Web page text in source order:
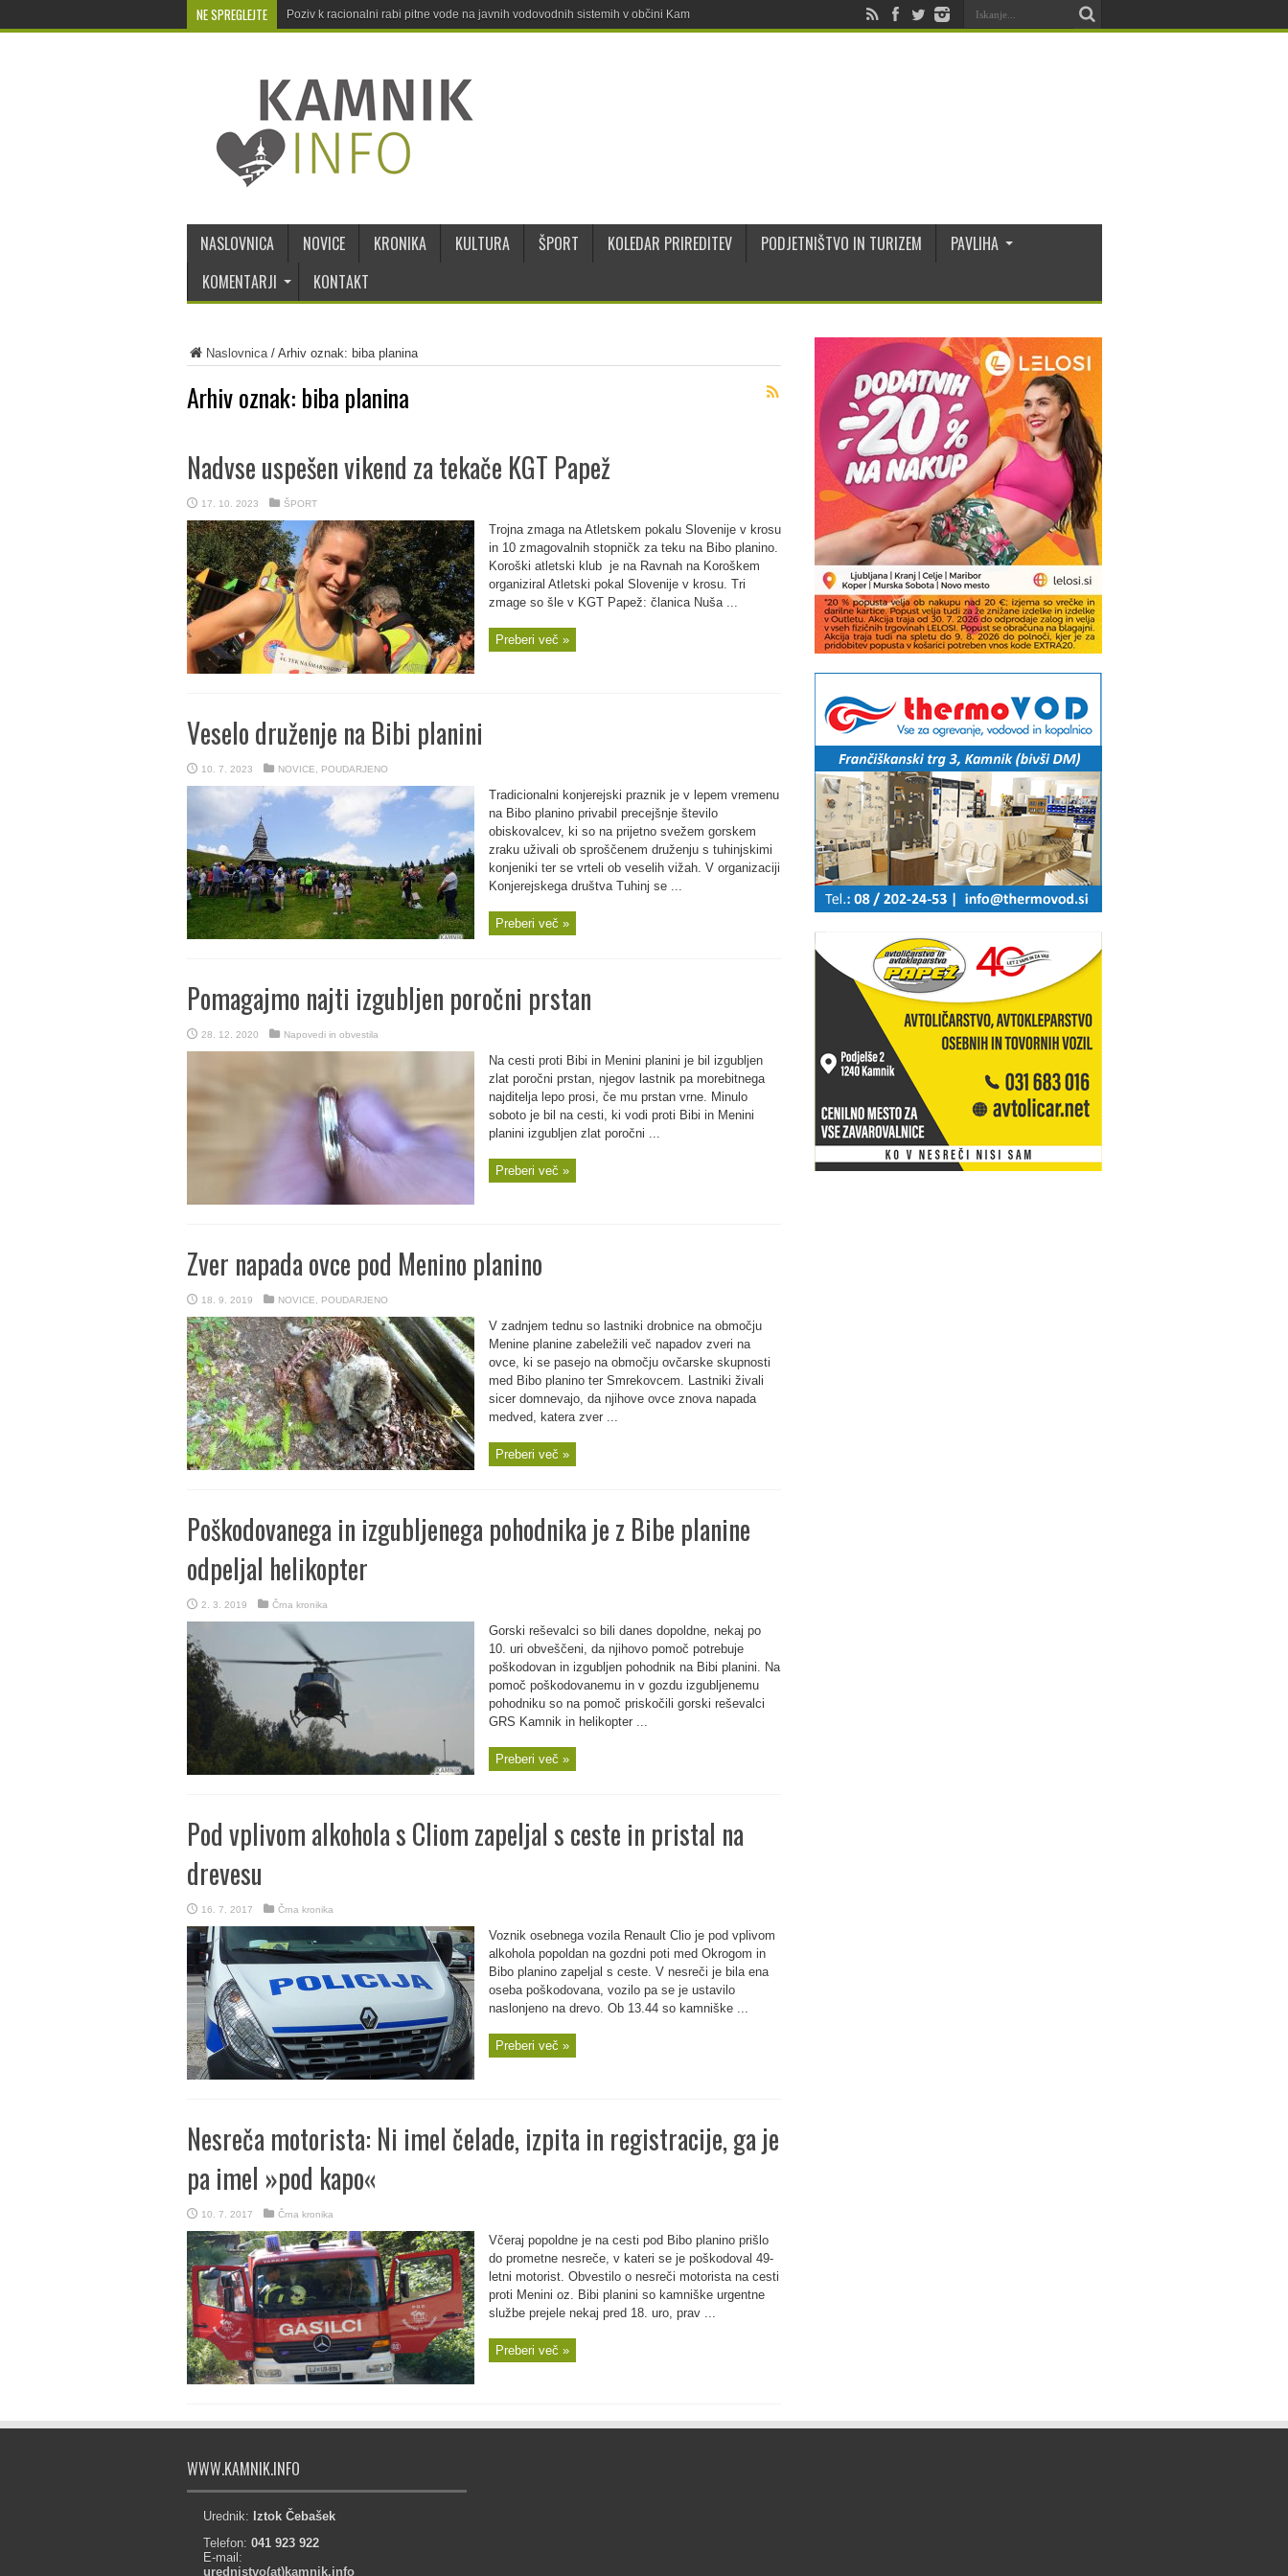
NE SPREGLEJTE Poziv k racionalni rabi pitne vode na javnih vodovodnih sistemih v občini Kamnik
NASLOVNICA NOVICE KRONIKA KULTURA ŠPORT KOLEDAR PRIREDITEV PODJETNIŠTVO IN TURIZEM
PAVLIHA
KOMENTARJI
KONTAKT
Naslovnica/ Arhiv oznak: biba planina
Arhiv oznak: biba planina
Nadvse uspešen vikend za tekače KGT Papež
17. 10. 2023 ŠPORT
Trojna zmaga na Atletskem pokalu Slovenije v krosu
in 10 zmagovalnih stopničk za teku na Bibo planino.
Koroški atletski klub je na Ravnah na Koroškem
organiziral Atletski pokal Slovenije v krosu. Tri
zmage so šle v KGT Papež: članica Nuša ...
Preberi več »
Veselo druženje na Bibi planini
10. 7. 2023 NOVICE POUDARJENO
Tradicionalni konjerejski praznik je v lepem vremenu
na Bibo planino privabil precejšnje število
obiskovalcev, ki so na prijetno svežem gorskem
zraku uživali ob sproščenem druženju s tuhinjskimi
konjeniki ter se vrteli ob veselih vižah. V organizaciji
Konjerejskega društva Tuhinj se ...
Preberi več »
Pomagajmo najti izgubljen poročni prstan
28. 12. 2020 Napovedi in obvestila
Na cesti proti Bibi in Menini planini je bil izgubljen
zlat poročni prstan, njegov lastnik pa morebitnega
najditelja lepo prosi, če mu prstan vrne. Minulo
soboto je bil na cesti, ki vodi proti Bibi in Menini
planini izgubljen zlat poročni ...
Preberi več »
Zver napada ovce pod Menino planino
18. 9. 2019 NOVICE POUDARJENO
V zadnjem tednu so lastniki drobnice na območju
Menine planine zabeležili več napadov zveri na
ovce, ki se pasejo na območju ovčarske skupnosti
med Bibo planino ter Smrekovcem. Lastniki živali
sicer domnevajo, da njihove ovce znova napada
medved, katera zver ...
Preberi več »
Poškodovanega in izgubljenega pohodnika je z Bibe planine
odpeljal helikopter
2. 3. 2019 Črna kronika
Gorski reševalci so bili danes dopoldne, nekaj po
10. uri obveščeni, da njihovo pomoč potrebuje
poškodovan in izgubljen pohodnik na Bibi planini. Na
pomoč poškodovanemu in v gozdu izgubljenemu
pohodniku so na pomoč priskočili gorski reševalci
GRS Kamnik in helikopter ...
Preberi več »
Pod vplivom alkohola s Cliom zapeljal s ceste in pristal na
drevesu
16. 7. 2017 Črna kronika
Voznik osebnega vozila Renault Clio je pod vplivom
alkohola popoldan na gozdni poti med Okrogom in
Bibo planino zapeljal s ceste. V nesreči je bila ena
oseba poškodovana, vozilo pa se je ustavilo
naslonjeno na drevo. Ob 13.44 so kamniške ...
Preberi več »
Nesreča motorista: Ni imel čelade, izpita in registracije, ga je
pa imel »pod kapo«
10. 7. 2017 Črna kronika
Včeraj popoldne je na cesti pod Bibo planino prišlo
do prometne nesreče, v kateri se je poškodoval 49-
letni motorist. Obvestilo o nesreči motorista na cesti
proti Menini oz. Bibi planini so kamniške urgentne
službe prejele nekaj pred 18. uro, prav ...
Preberi več »
WWW.KAMNIK.INFO
Urednik: Iztok Čebašek
Telefon: 041 923 922
E-mail:
urednistvo(at)kamnik.info